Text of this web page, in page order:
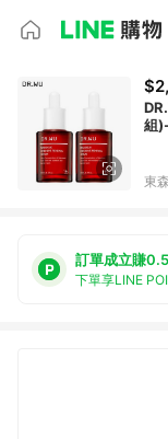
組
東
訂單成立賺
下單享LINE